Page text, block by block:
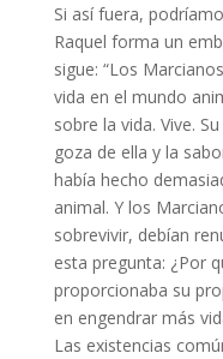
Si así fuera,
Raquel forma un
sigue: “Los
vida en el mundo
sobre la vida. Vive.
goza de ella y la
había hecho
animal. Y los
sobrevivir, debían
esta pregunta: ¿Por
proporcionaba su
en engendrar más
Las existencias